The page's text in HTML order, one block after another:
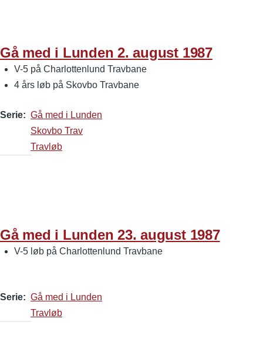
Gå med i Lunden 2. august 1987
V-5 på Charlottenlund Travbane
4 års løb på Skovbo Travbane
Serie
Gå med i Lunden
Skovbo Trav
Travløb
Gå med i Lunden 23. august 1987
V-5 løb på Charlottenlund Travbane
Serie
Gå med i Lunden
Travløb